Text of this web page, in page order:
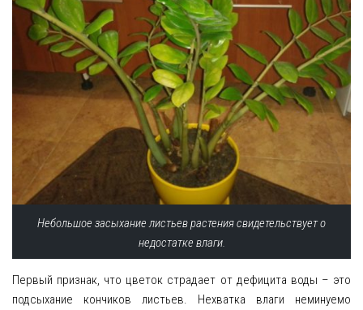
Небольшое засыхание листьев растения свидетельствует о
недостатке влаги.
Первый признак, что цветок страдает от дефицита воды – это
подсыхание кончиков листьев. Нехватка влаги неминуемо